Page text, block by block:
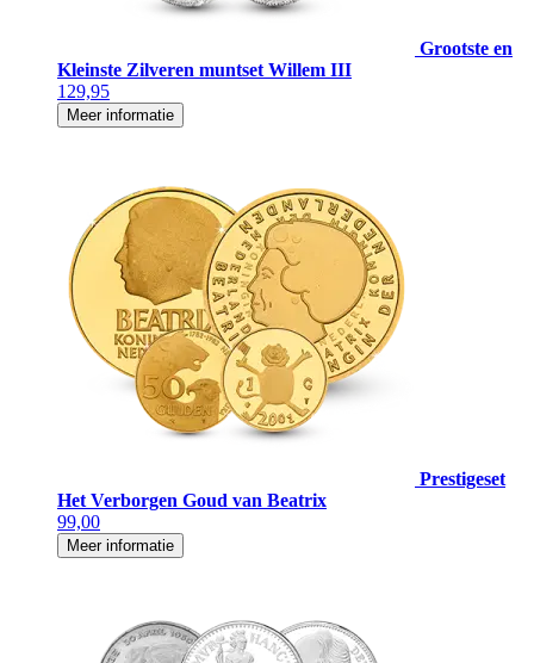
Grootste en
Kleinste Zilveren muntset Willem III
129,95
Meer informatie
Prestigeset
Het Verborgen Goud van Beatrix
99,00
Meer informatie